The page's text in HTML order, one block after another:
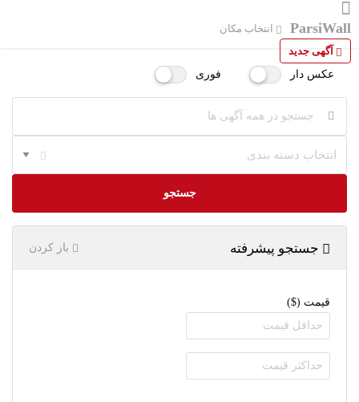
ParsiWall
انتخاب مکان
آگهی جدید
عکس دار
فوری
انتخاب دسته بندی
جستجو
جستجو پیشرفته باز کردن
قیمت ($)